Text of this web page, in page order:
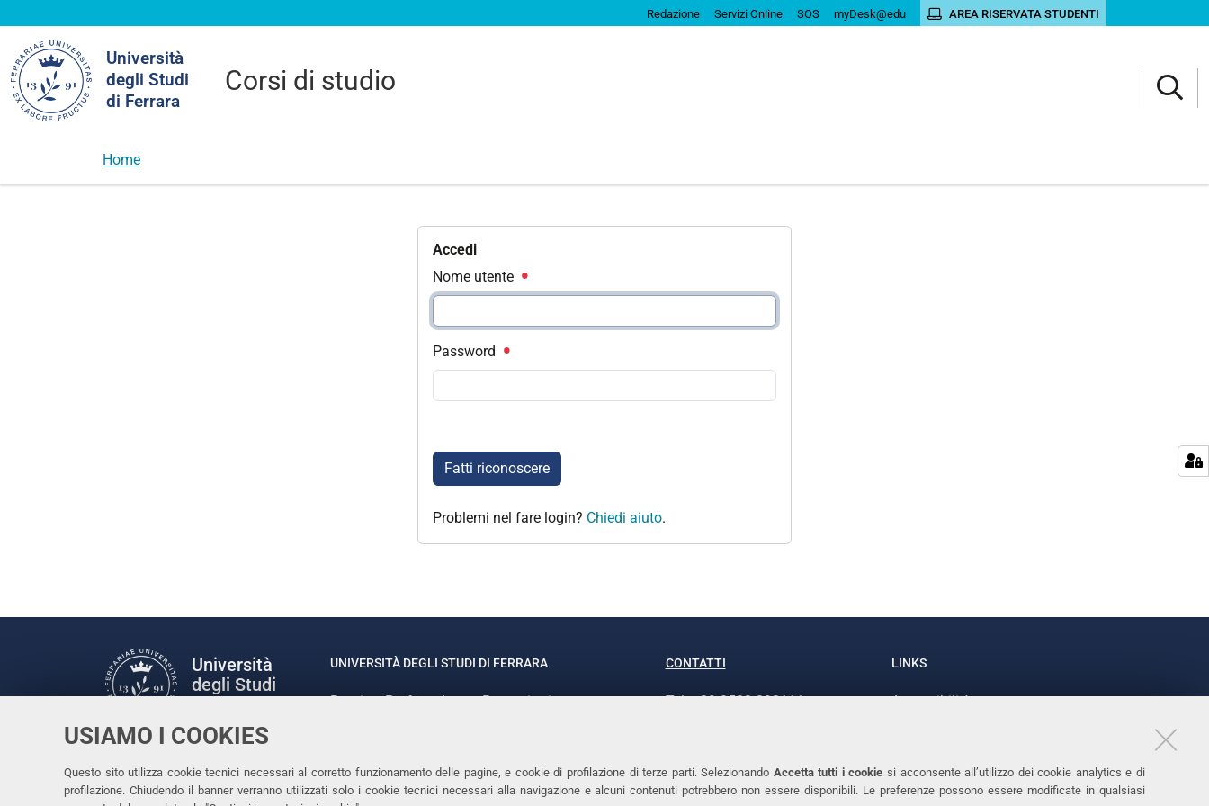
USIAMO I COOKIES
Questo sito utilizza cookie tecnici necessari al corretto funzionamento delle pagine, e cookie di profilazione di terze parti. Selezionando Accetta tutti i cookie si acconsente all’utilizzo dei cookie analytics e di
profilazione. Chiudendo il banner verranno utilizzati solo i cookie tecnici necessari alla navigazione e alcuni contenuti potrebbero non essere disponibili. Le preferenze possono essere modificate in qualsiasi
Redazione Servizi Online SOS myDesk@edu AREA RISERVATA STUDENTI
Università
degli Studi
di Ferrara
Corsi di studio
nel
sito
Home
Accedi
Nome utente
Password
Fatti riconoscere
Problemi nel fare login? Chiedi aiuto.
Università
degli Studi
Facebook
LinkedinInstagram
Youtube
UNIVERSITÀ DEGLI STUDI DI FERRARA
Rettrice: Prof.ssa Laura Ramaciotti
CONTATTI
Tel. +39 0532 293111
LINKS
Accessibilità
Cookies